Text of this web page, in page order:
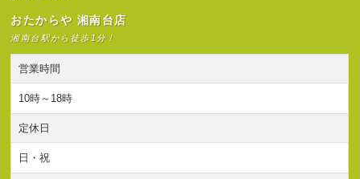
おたからや 湘南台店
湘南台駅から徒歩1分！
営業時間
10時～18時
定休日
日・祝